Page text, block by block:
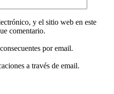
y el sitio web en este
comentario.
por email.
a través de email.